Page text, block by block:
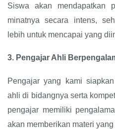
Siswa akan mendapatkan
minatnya secara intens,
lebih untuk mencapai yang
3. Pengajar Ahli
Pengajar yang kami
ahli di bidangnya serta
pengajar memiliki
akan memberikan materi